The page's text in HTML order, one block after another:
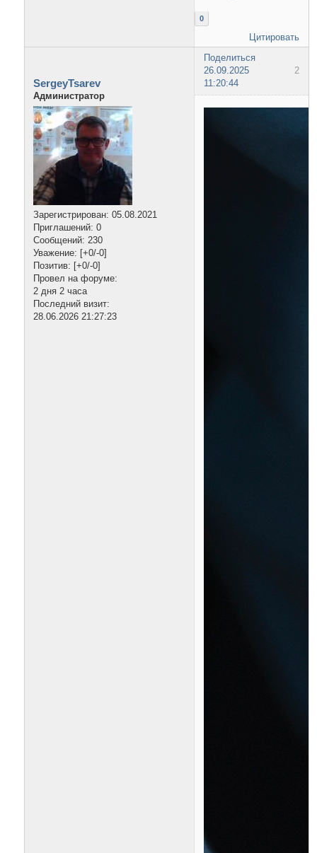
0
Цитировать
Поделиться
2
26.09.2025
11:20:44
SergeyTsarev
Администратор
Зарегистрирован: 05.08.2021
Приглашений: 0
Сообщений: 230
Уважение:
[+0/-0]
Позитив:
[+0/-0]
Провел на форуме:
2 дня 2 часа
Последний визит:
28.06.2026 21:27:23